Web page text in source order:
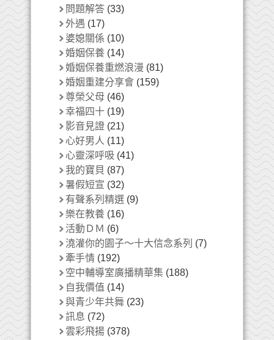
問題解答 (33)
外遇 (17)
婆媳關係 (10)
婚姻保養 (14)
婚姻保養重燃浪漫 (81)
婚姻重建分享會 (159)
尊榮父母 (46)
幸福四十 (19)
影音見證 (21)
心好男人 (11)
心靈深呼吸 (41)
我的寶貝 (87)
暑假短宣 (32)
有聲系列精選 (9)
樂在教養 (16)
活動ＤＭ (6)
澆灌你的園子～十大信念系列 (7)
牽手情 (192)
空中輔導室廣播精華集 (188)
自我價值 (14)
與青少年共舞 (23)
訊息 (72)
雲彩飛揚 (378)